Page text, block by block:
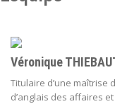
Véronique
Titulaire d’une
d’anglais des affaires